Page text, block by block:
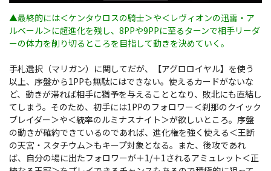
▲最終的には＜ケンタウロスの騎士＞や＜レヴィオンの迅雷・ア
ルベール＞に超進化を残し、8PPや9PPに至るターンで相手リーダ
ーの体力を削り切るところを目指して動きを決めていく。
手札選択（マリガン）に関してだが、【アグロロイヤル】を使う
以上、序盤から1PPも無駄にはできない。使えるカードがないな
ど、動きが滞れば相手に猶予を与えることとなり、敗北にも直結し
てしまう。そのため、初手には1PPのフォロワー＜刹那のクイック
ブレイダー＞や＜統率のルミナスナイト＞が欲しいところ。序盤
の動きが確約できているのであれば、進化権を強く使える＜王断
の天宮・スタチウム＞もキープ対象となる。また、後攻であれ
ば、自分の場に出たフォロワーが＋1/＋1されるアミュレット＜正